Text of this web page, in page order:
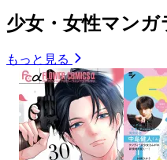
少女・女性マン
もっと見る